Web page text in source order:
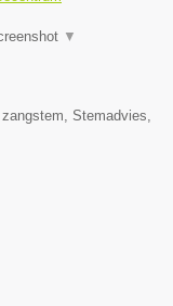
▼
Stemadvies,